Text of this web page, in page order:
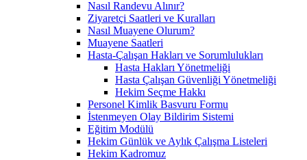
Nasıl Randevu Alınır?
Ziyaretçi Saatleri ve Kuralları
Nasıl Muayene Olurum?
Muayene Saatleri
Hasta-Çalışan Hakları ve Sorumlulukları
Hasta Hakları Yönetmeliği
Hasta Çalışan Güvenliği Yönetmeliği
Hekim Seçme Hakkı
Personel Kimlik Basvuru Formu
İstenmeyen Olay Bildirim Sistemi
Eğitim Modülü
Hekim Günlük ve Aylık Çalışma Listeleri
Hekim Kadromuz